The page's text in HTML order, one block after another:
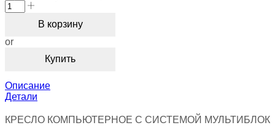
В корзину
or
Купить
Описание
Детали
КРЕСЛО КОМПЬЮТЕРНОЕ С СИСТЕМОЙ МУЛЬТИБЛОК